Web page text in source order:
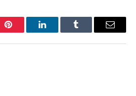
Pinterest LinkedInTumblr Email